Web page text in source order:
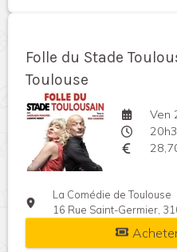
Folle du Stade
Toulouse
Ven
La Comédie de Toulouse
16 Rue Saint-Germier,